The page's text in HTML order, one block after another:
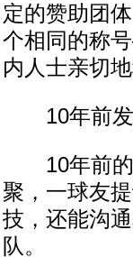
定的赞助团
个相同的称
内人士亲切
10年前发
10年前的
聚，一球友
技，还能沟
队。